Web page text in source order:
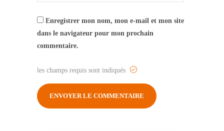
Enregistrer mon nom, mon e-mail et mon site
dans le navigateur pour mon prochain
commentaire.
les champs requis sont indiqués